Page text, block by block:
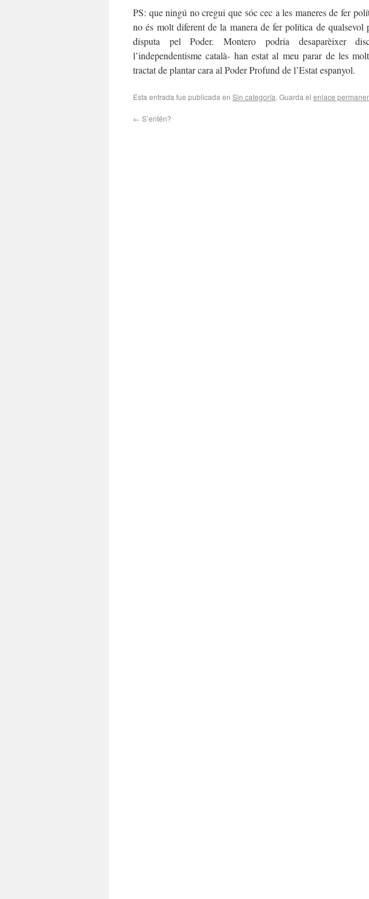
PS: que ningú no cregui que sóc cec a les maneres de fer
no és molt diferent de la manera de fer política de
disputa pel Poder. Montero podria desaparèixer
l’independentisme català- han estat al meu parar de les
tractat de plantar cara al Poder Profund de l’Estat espanyol.
Esta entrada fue publicada en Sin categoría. Guarda el enlace
← S’entén?